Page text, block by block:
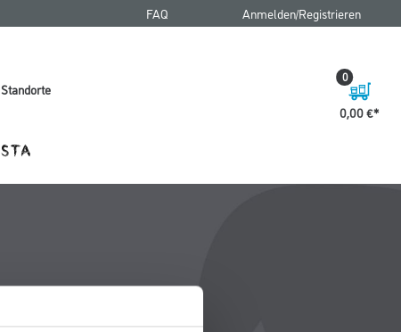
FAQ Anmelden/Registrieren
Standorte
0,00 €
0